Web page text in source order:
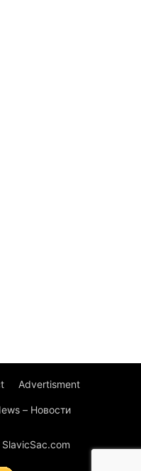
Advertisment
– Новости